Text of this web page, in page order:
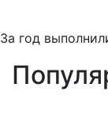
За год